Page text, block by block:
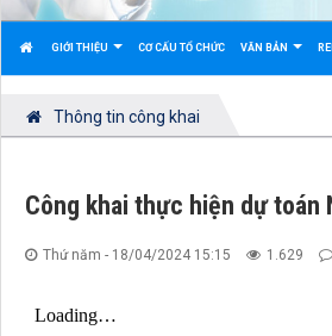
GIỚI THIỆU CƠ CẤU TỔ CHỨC VĂN BẢN
Thông tin công khai
Công khai thực hiện dự toán
Thứ năm - 18/04/2024 15:15 1.629